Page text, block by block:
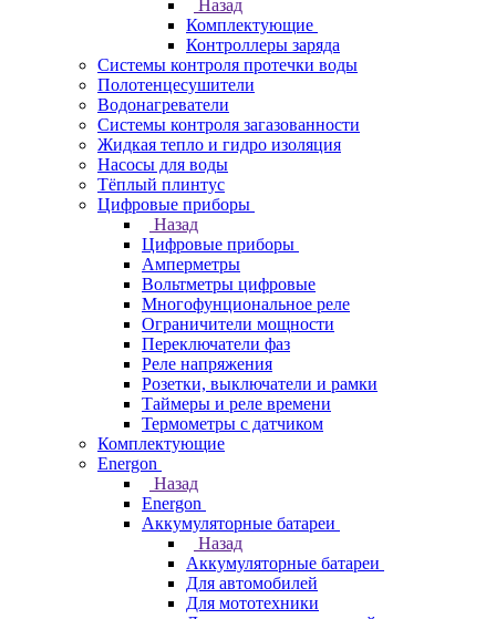
Назад
Комплектующие
Контроллеры заряда
Системы контроля протечки воды
Полотенцесушители
Водонагреватели
Системы контроля загазованности
Жидкая тепло и гидро изоляция
Насосы для воды
Тёплый плинтус
Цифровые приборы
Назад
Цифровые приборы
Амперметры
Вольтметры цифровые
Многофунциональное реле
Ограничители мощности
Переключатели фаз
Реле напряжения
Розетки, выключатели и рамки
Таймеры и реле времени
Термометры c датчиком
Комплектующие
Energon
Назад
Energon
Аккумуляторные батареи
Назад
Аккумуляторные батареи
Для автомобилей
Для мототехники